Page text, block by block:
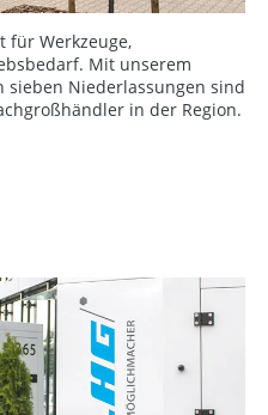
für Werkzeuge,
Mit unserem
sieben Niederlassungen sind
in der Region.